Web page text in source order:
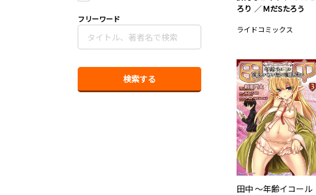
フリーワード
ろり
ＭだSたろう
ライドコミックス
田中 ～年齢イコール